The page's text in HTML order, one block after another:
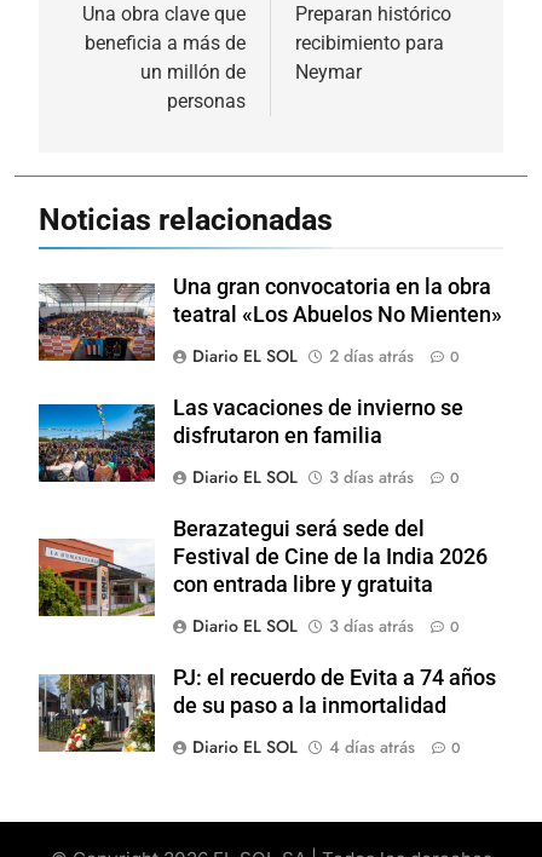
de
entradas
Una obra clave que
beneficia a más de
un millón de
personas
Preparan histórico
recibimiento para
Neymar
Noticias relacionadas
Una gran convocatoria en la obra
teatral «Los Abuelos No Mienten»
Diario EL SOL
2 días atrás 0
Las vacaciones de invierno se
disfrutaron en familia
Diario EL SOL
3 días atrás 0
Berazategui será sede del
Festival de Cine de la India 2026
con entrada libre y gratuita
Diario EL SOL
3 días atrás 0
PJ: el recuerdo de Evita a 74 años
de su paso a la inmortalidad
Diario EL SOL
4 días atrás 0